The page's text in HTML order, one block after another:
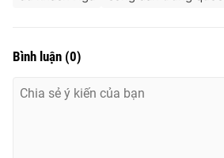
Bình luận (0)